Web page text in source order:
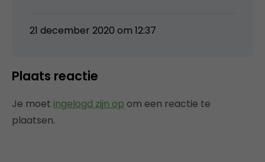
21 december 2020 om 12:37
Plaats reactie
Je moet ingelogd zijn op om een reactie te
plaatsen.